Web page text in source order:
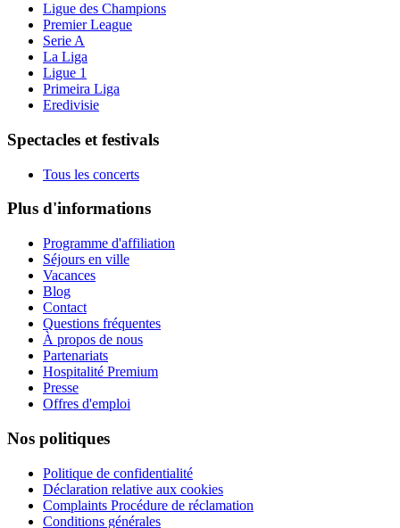
Ligue des Champions
Premier League
Serie A
La Liga
Ligue 1
Primeira Liga
Eredivisie
Spectacles et festivals
Tous les concerts
Plus d'informations
Programme d'affiliation
Séjours en ville
Vacances
Blog
Contact
Questions fréquentes
À propos de nous
Partenariats
Hospitalité Premium
Presse
Offres d'emploi
Nos politiques
Politique de confidentialité
Déclaration relative aux cookies
Complaints Procédure de réclamation
Conditions générales